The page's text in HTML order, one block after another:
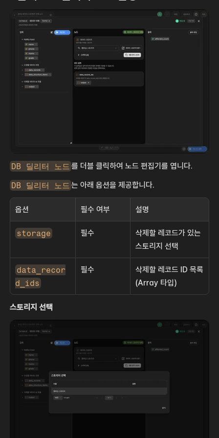
DB 딜리터 노드 를 더블 클릭하여 노드 편집기를 엽니다.
DB 딜리터 노드 는 아래 옵션을 제공합니다.
옵션 필수 여부 설명
storage 필수
삭제할 레코드가 있는
스토리지 선택
data_recor
d_ids
필수
삭제할 레코드 ID 목록
(Array 타입)
스토리지 선택